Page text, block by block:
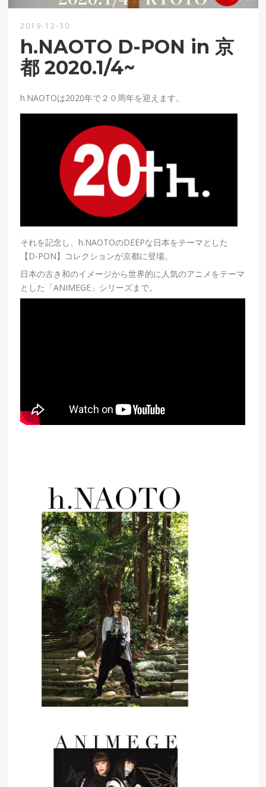
2019-12-30
h.NAOTO D-PON in 京
都 2020.1/4~
h.NAOTOは2020年で２０周年を迎えます。
それを記念し、h.NAOTOのDEEPな日本をテーマとした
【D-PON】コレクションが京都に登場。
日本の古き和のイメージから世界的に人気のアニメをテーマ
とした「ANIMEGE」シリーズまで。